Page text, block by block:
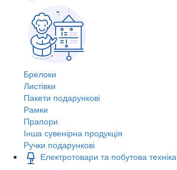
Брелоки
Листівки
Пакети подарункові
Рамки
Прапори
Інша сувенірна продукція
Ручки подарункові
Електротовари та побутова техніка